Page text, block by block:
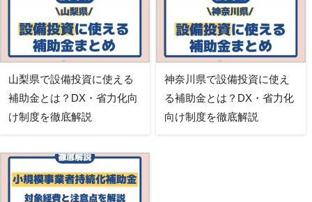
山梨県で設備投資に使える
補助金とは？DX・省力化向
け制度を徹底解説
神奈川県で設備投資に使え
る補助金とは？DX・省力化
向け制度を徹底解説